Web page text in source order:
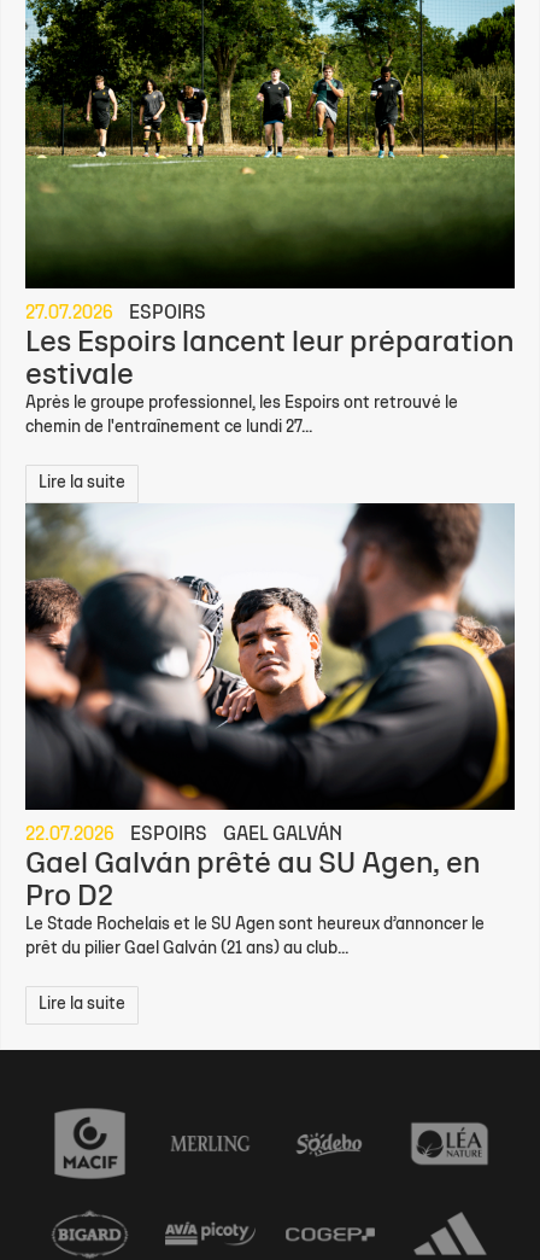
27.07.2026 ESPOIRS
Les Espoirs lancent leur préparation
estivale
Après le groupe professionnel, les Espoirs ont retrouvé le
chemin de l'entraînement ce lundi 27...
Lire la suite
22.07.2026 ESPOIRS GAEL GALVÁN
Gael Galván prêté au SU Agen, en
Pro D2
Le Stade Rochelais et le SU Agen sont heureux d’annoncer le
prêt du pilier Gael Galván (21 ans) au club...
Lire la suite